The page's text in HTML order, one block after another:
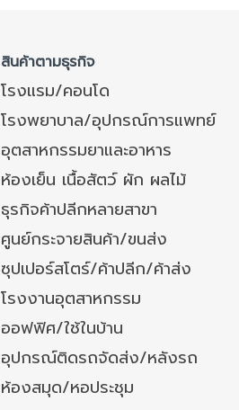
สินค้าตามธุรกิจ
โรงแรม/คอนโด
โรงพยาบาล/อุปกรณ์การแพทย์
อุตสาหกรรมยาและอาหาร
ห้องเย็น เนื้อสัตว์ ผัก ผลไม้
ธุรกิจค้าปลีกหลายสาขา
ศูนย์กระจายสินค้า/ขนส่ง
ซุปเปอร์สโตร์/ค้าปลีก/ค้าส่ง
โรงงานอุตสาหกรรม
ออฟฟิศ/ใช้ในบ้าน
อุปกรณ์ติดรถจัดส่ง/หลังรถ
ห้องสมุด/หอประชุม